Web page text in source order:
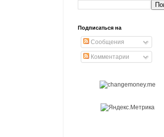
Подписаться на
Сообщения
Комментарии